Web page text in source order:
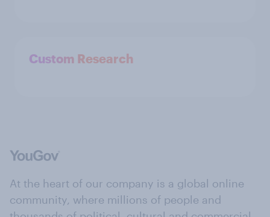
Custom Research
At the heart of our company is a global online
community, where millions of people and